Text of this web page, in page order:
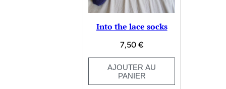
Into the lace socks
7,50 €
AJOUTER AU
PANIER